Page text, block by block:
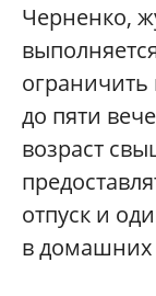
Черненко,
ограничить
до пяти
возраст
отпуск и
в домашних